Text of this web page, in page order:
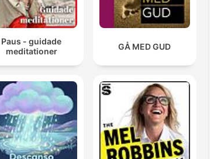
Paus - guidade
meditationer
GÅ MED GUD